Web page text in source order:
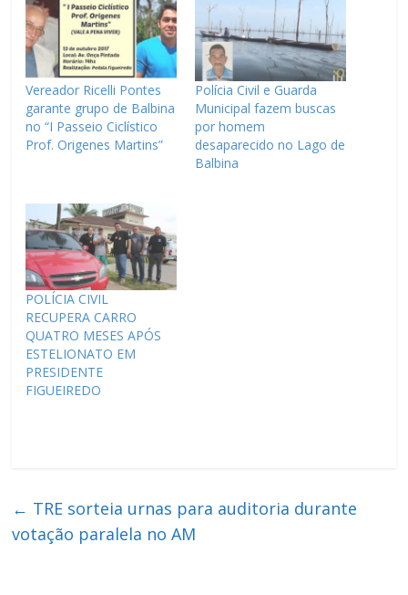
Vereador Ricelli Pontes
garante grupo de Balbina
no “I Passeio Ciclístico
Prof. Origenes Martins”
Polícia Civil e Guarda
Municipal fazem buscas
por homem
desaparecido no Lago de
Balbina
POLÍCIA CIVIL
RECUPERA CARRO
QUATRO MESES APÓS
ESTELIONATO EM
PRESIDENTE
FIGUEIREDO
← TRE sorteia urnas para auditoria durante
votação paralela no AM